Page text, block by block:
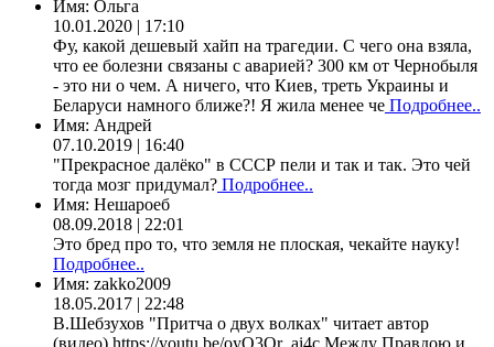
Имя: Ольга
10.01.2020 | 17:10
Фу, какой дешевый хайп на трагедии. С чего она взяла,
что ее болезни связаны с аварией? 300 км от Чернобыля
- это ни о чем. А ничего, что Киев, треть Украины и
Беларуси намного ближе?! Я жила менее че Подробнее..
Имя: Андрей
07.10.2019 | 16:40
"Прекрасное далёко" в СССР пели и так и так. Это чей
тогда мозг придумал? Подробнее..
Имя: Нешароеб
08.09.2018 | 22:01
Это бред про то, что земля не плоская, чекайте науку!
Подробнее..
Имя: zakko2009
18.05.2017 | 22:48
В.Шебзухов "Притча о двух волках" читает автор
(видео) https://youtu.be/oyO3Qr_ai4c Между Правдою и